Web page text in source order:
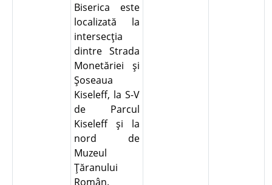
Biserica este
localizată la
intersecţia
dintre Strada
Monetăriei şi
Şoseaua
Kiseleff, la S-V
de Parcul
Kiseleff şi la
nord de
Muzeul
Ţăranului
Român.